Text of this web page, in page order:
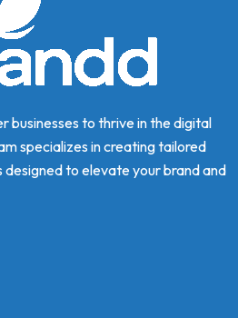
businesses to thrive in the digital
specializes in creating tailored
to elevate your brand and